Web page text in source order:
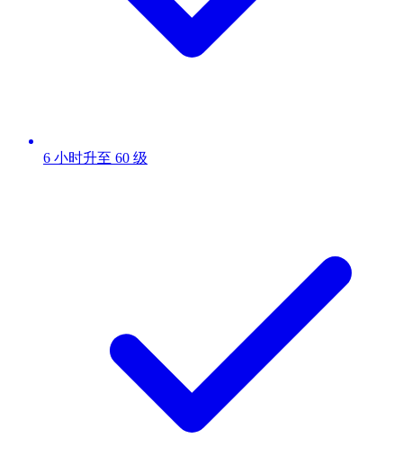
6 小时升至 60 级